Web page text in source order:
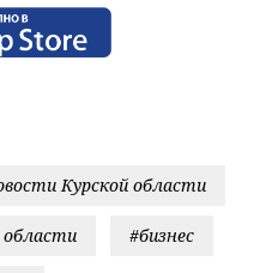
Курской области
области #бизнес